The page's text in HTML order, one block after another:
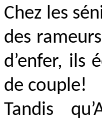
Chez les
des
d’enfer, ils
de couple!
Tandis